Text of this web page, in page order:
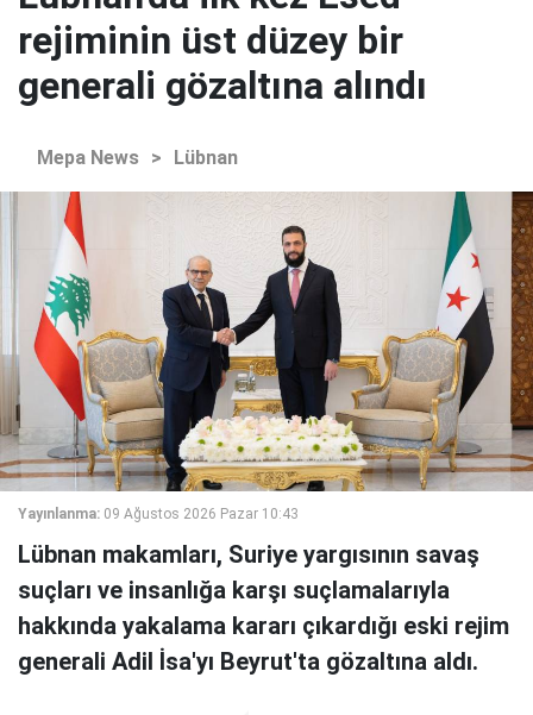
rejiminin üst düzey bir
generali gözaltına alındı
Mepa News > Lübnan
Yayınlanma: 09 Ağustos 2026 Pazar 10:43
Lübnan makamları, Suriye yargısının savaş
suçları ve insanlığa karşı suçlamalarıyla
hakkında yakalama kararı çıkardığı eski rejim
generali Adil İsa'yı Beyrut'ta gözaltına aldı.